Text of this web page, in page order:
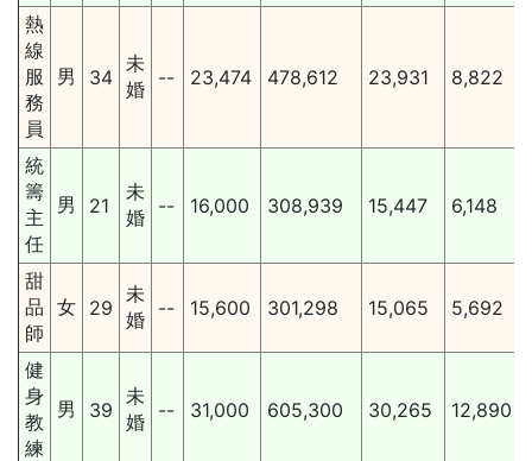
熱
線
服
務
員
男 34
未
婚
-- 23,474 478,612 23,931 8,822
統
籌
主
任
男 21
未
婚
-- 16,000 308,939 15,447 6,148
甜
品
師
女 29
未
婚
-- 15,600 301,298 15,065 5,692
健
身
教
練
男 39
未
婚
-- 31,000 605,300 30,265 12,890